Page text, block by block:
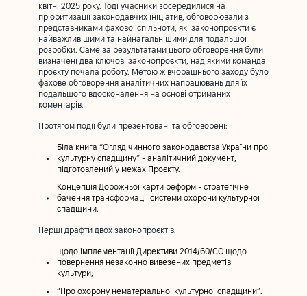
квітні 2025 року. Тоді учасники зосередилися на
пріоритизації законодавчих ініціатив, обговорювали з
представниками фахової спільноти, які законопроєкти є
найважливішими та найнагальнішими для подальшої
розробки. Саме за результатами цього обговорення були
визначені два ключові законопроєкти, над якими команда
проєкту почала роботу. Метою ж вчорашнього заходу було
фахове обговорення аналітичних напрацювань для їх
подальшого вдосконалення на основі отриманих
коментарів.
Протягом події були презентовані та обговорені:
Біла книга “Огляд чинного законодавства України про
культурну спадщину” - аналітичний документ,
підготовлений у межах Проєкту.
Концепція Дорожньої карти реформ - стратегічне
бачення трансформації системи охорони культурної
спадщини.
Перші драфти двох законопроєктів:
щодо імплементації Директиви 2014/60/ЄС щодо
повернення незаконно вивезених предметів
культури;
“Про охорону нематеріальної культурної спадщини”.